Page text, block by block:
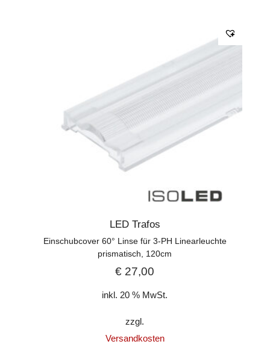
LED Trafos
Einschubcover 60° Linse für 3-PH Linearleuchte
prismatisch, 120cm
€ 27,00
inkl. 20 % MwSt.
zzgl.
Versandkosten